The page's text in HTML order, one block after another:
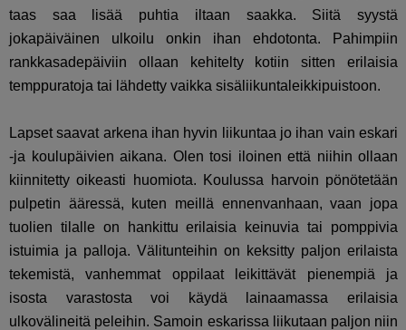
taas saa lisää puhtia iltaan saakka. Siitä syystä
jokapäiväinen ulkoilu onkin ihan ehdotonta. Pahimpiin
rankkasadepäiviin ollaan kehitelty kotiin sitten erilaisia
temppuratoja tai lähdetty vaikka sisäliikuntaleikkipuistoon.
Lapset saavat arkena ihan hyvin liikuntaa jo ihan vain eskari
-ja koulupäivien aikana. Olen tosi iloinen että niihin ollaan
kiinnitetty oikeasti huomiota. Koulussa harvoin pönötetään
pulpetin ääressä, kuten meillä ennenvanhaan, vaan jopa
tuolien tilalle on hankittu erilaisia keinuvia tai pomppivia
istuimia ja palloja. Välitunteihin on keksitty paljon erilaista
tekemistä, vanhemmat oppilaat leikittävät pienempiä ja
isosta varastosta voi käydä lainaamassa erilaisia
ulkovälineitä peleihin. Samoin eskarissa liikutaan paljon niin